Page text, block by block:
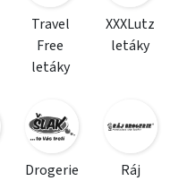
Travel
Free
letáky
XXXLutz
letáky
Drogerie
Ráj